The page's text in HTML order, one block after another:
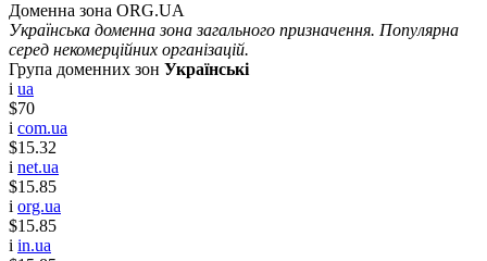
Доменна зона ORG.UA
Українська доменна зона загального призначення. Популярна
серед некомерційних організацій.
Група доменних зон Українські
i ua
$70
i com.ua
$15.32
i net.ua
$15.85
i org.ua
$15.85
i in.ua